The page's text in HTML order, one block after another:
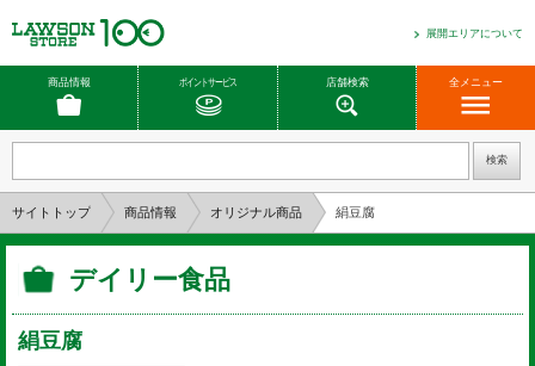
展開エリアについて
商品情報 ポイントサービス 店舗検索 全メニュー
サイトトップ 商品情報 オリジナル商品 絹豆腐
デイリー食品
絹豆腐